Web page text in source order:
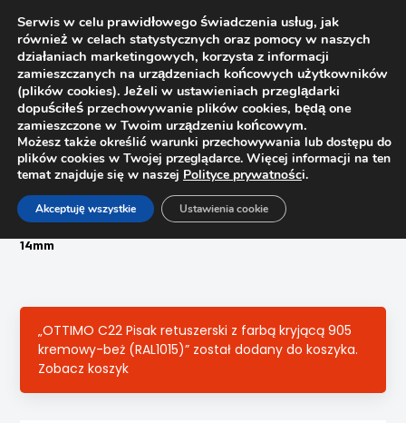
Strona główna
Sklep
Woski, pisaki, zaślepki, filce
14mm
„OTTIMO C22 Pisak retuszerski z farbą kryjącą 905
kremowy-beż (RAL1015)” został dodany do koszyka.
Zobacz koszyk
Serwis w celu prawidłowego świadczenia usług, jak
również w celach statystycznych oraz pomocy w naszych
działaniach marketingowych, korzysta z informacji
zamieszczanych na urządzeniach końcowych użytkowników
(plików cookies). Jeżeli w ustawieniach przeglądarki
dopuściłeś przechowywanie plików cookies, będą one
zamieszczone w Twoim urządzeniu końcowym.
Możesz także określić warunki przechowywania lub dostępu do
plików cookies w Twojej przeglądarce. Więcej informacji na ten
temat znajduje się w naszej Polityce prywatności.
Akceptuję wszystkie Ustawienia cookie